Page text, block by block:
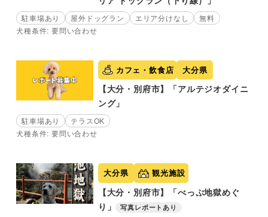
駐車場あり 屋外ドッグラン エリア分けなし
無料
犬種条件: 要問い合わせ
カフェ・飲食店 大分県
【大分・別府市】「アルテジオダイニ
ング」
駐車場あり
テラスOK
犬種条件: 要問い合わせ
大分県 観光施設
【大分・別府市】「べっぷ地獄めぐ
り」
写真レポートあり